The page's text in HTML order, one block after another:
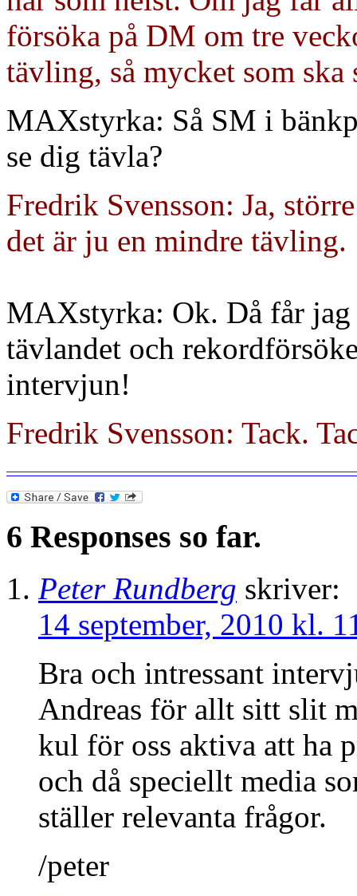
försöka på DM om tre
tävling, så mycket som ska
MAXstyrka: Så SM i
se dig tävla?
Fredrik Svensson: Ja,
det är ju en mindre tävling.
MAXstyrka: Ok. Då får
tävlandet och
intervjun!
Fredrik Svensson: Tack.
6 Responses so far.
Peter Rundberg skriver:
14 september, 2010 kl.
Bra och intressant
Andreas för allt sitt slit
kul för oss aktiva att ha
och då speciellt media
ställer relevanta frågor.
/peter